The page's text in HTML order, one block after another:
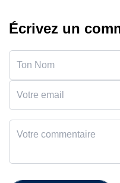
Écrivez un